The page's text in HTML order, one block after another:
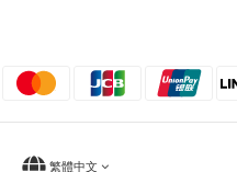
繁體中文